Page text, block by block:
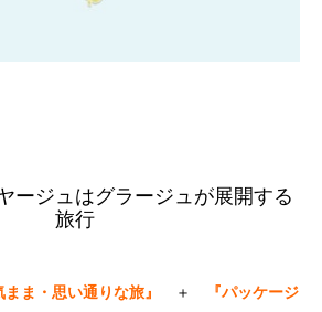
ージュはグラージュが展開する
旅行
ま・思い通りな旅』 ＋
『パッケージ